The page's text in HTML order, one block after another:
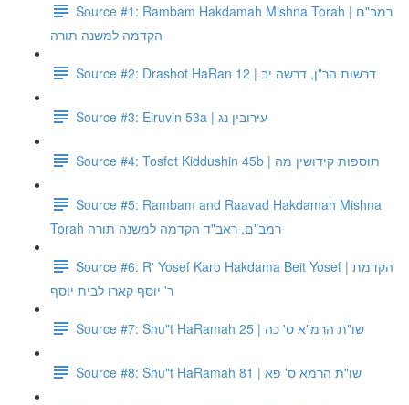
Source #1: Rambam Hakdamah Mishna Torah | רמב"ם
הקדמה למשנה תורה
Source #2: Drashot HaRan 12 | דרשות הר"ן, דרשה יב
Source #3: Eiruvin 53a | עירובין נג
Source #4: Tosfot Kiddushin 45b | תוספות קידושין מה
Source #5: Rambam and Raavad Hakdamah Mishna
Torah רמב"ם, ראב"ד הקדמה למשנה תורה
Source #6: R' Yosef Karo Hakdama Beit Yosef | הקדמת
ר' יוסף קארו לבית יוסף
Source #7: Shu"t HaRamah 25 | שו"ת הרמ"א ס' כה
Source #8: Shu"t HaRamah 81 | שו"ת הרמא ס' פא